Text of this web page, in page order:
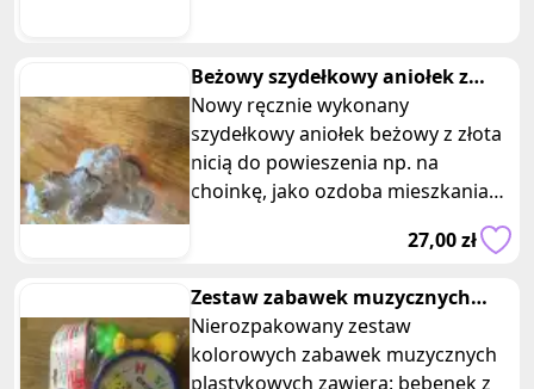
Beżowy szydełkowy aniołek z
złotymi brzegami
Nowy ręcznie wykonany
szydełkowy aniołek beżowy z złota
nicią do powieszenia np. na
choinkę, jako ozdoba mieszkania
lub pokoju dziecięcego. Wysokość 7
27,00 zł
Zestaw zabawek muzycznych
bębenek grzechotki
Nierozpakowany zestaw
kolorowych zabawek muzycznych
plastykowych zawiera: bębenek z